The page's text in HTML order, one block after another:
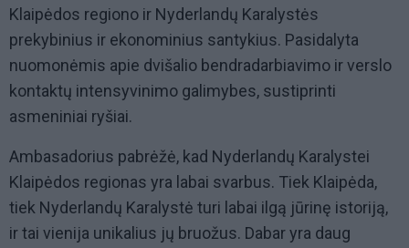
Klaipėdos regiono ir Nyderlandų Karalystės
prekybinius ir ekonominius santykius. Pasidalyta
nuomonėmis apie dvišalio bendradarbiavimo ir verslo
kontaktų intensyvinimo galimybes, sustiprinti
asmeniniai ryšiai.
Ambasadorius pabrėžė, kad Nyderlandų Karalystei
Klaipėdos regionas yra labai svarbus. Tiek Klaipėda,
tiek Nyderlandų Karalystė turi labai ilgą jūrinę istoriją,
ir tai vienija unikalius jų bruožus. Dabar yra daug